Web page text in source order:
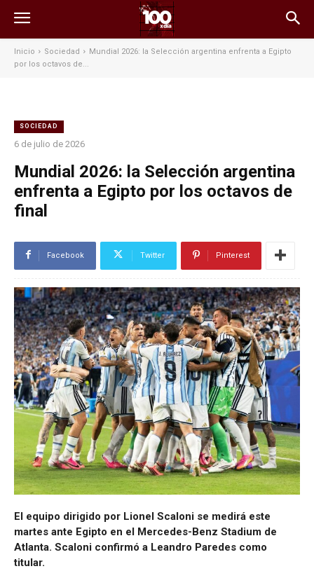
Inicio Sociedad
Mundial 2026: la Selección argentina enfrenta a Egipto
por los octavos de...
SOCIEDAD
6 de julio de 2026
Mundial 2026: la Selección argentina
enfrenta a Egipto por los octavos de
final
Facebook Twitter Pinterest
El equipo dirigido por Lionel Scaloni se medirá este
martes ante Egipto en el Mercedes-Benz Stadium de
Atlanta. Scaloni confirmó a Leandro Paredes como
titular.